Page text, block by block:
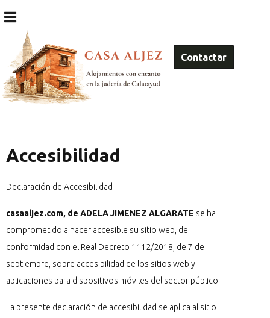
Contactar
Accesibilidad
Declaración de Accesibilidad
casaaljez.com, de ADELA JIMENEZ ALGARATE se ha
comprometido a hacer accesible su sitio web, de
conformidad con el Real Decreto 1112/2018, de 7 de
septiembre, sobre accesibilidad de los sitios web y
aplicaciones para dispositivos móviles del sector público.
La presente declaración de accesibilidad se aplica al sitio